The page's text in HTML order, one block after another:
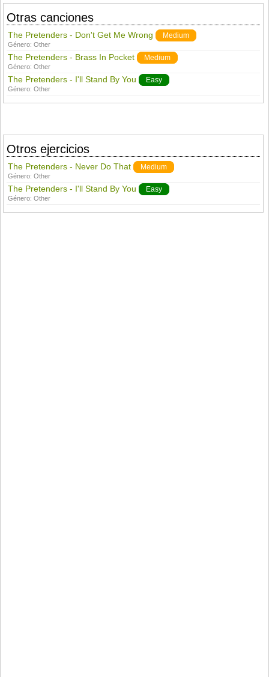
Otras canciones
The Pretenders - Don't Get Me Wrong Medium
Género:Other
The Pretenders - Brass In Pocket Medium
Género:Other
The Pretenders - I'll Stand By You Easy
Género:Other
Otros ejercicios
The Pretenders - Never Do That Medium
Género:Other
The Pretenders - I'll Stand By You Easy
Género:Other